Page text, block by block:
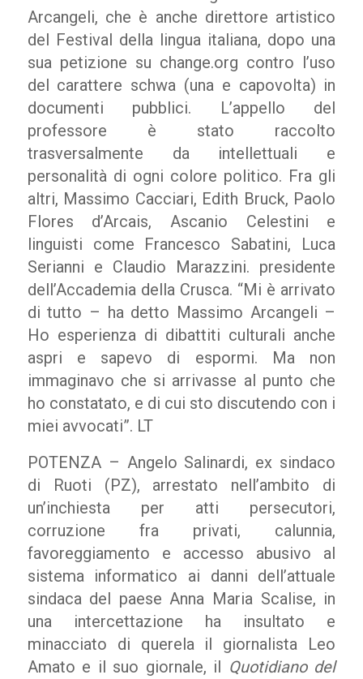
Arcangeli, che è anche direttore artistico
del Festival della lingua italiana, dopo una
sua petizione su change.org contro l’uso
del carattere schwa (una e capovolta) in
documenti pubblici. L’appello del
professore è stato raccolto
trasversalmente da intellettuali e
personalità di ogni colore politico. Fra gli
altri, Massimo Cacciari, Edith Bruck, Paolo
Flores d’Arcais, Ascanio Celestini e
linguisti come Francesco Sabatini, Luca
Serianni e Claudio Marazzini. presidente
dell’Accademia della Crusca. “Mi è arrivato
di tutto – ha detto Massimo Arcangeli –
Ho esperienza di dibattiti culturali anche
aspri e sapevo di espormi. Ma non
immaginavo che si arrivasse al punto che
ho constatato, e di cui sto discutendo con i
miei avvocati”. LT
POTENZA – Angelo Salinardi, ex sindaco
di Ruoti (PZ), arrestato nell’ambito di
un’inchiesta per atti persecutori,
corruzione fra privati, calunnia,
favoreggiamento e accesso abusivo al
sistema informatico ai danni dell’attuale
sindaca del paese Anna Maria Scalise, in
una intercettazione ha insultato e
minacciato di querela il giornalista Leo
Amato e il suo giornale, il Quotidiano del